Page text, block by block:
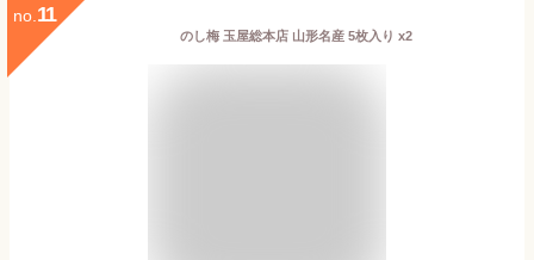
no. 11
のし梅 玉屋総本店 山形名産 5枚入り x2